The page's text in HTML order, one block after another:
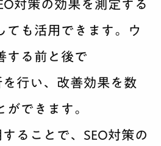
対策の効果を測定する
ても活用できます。ウ
する前と後で
を行い、改善効果を数
できます。
ることで、SEO対策の